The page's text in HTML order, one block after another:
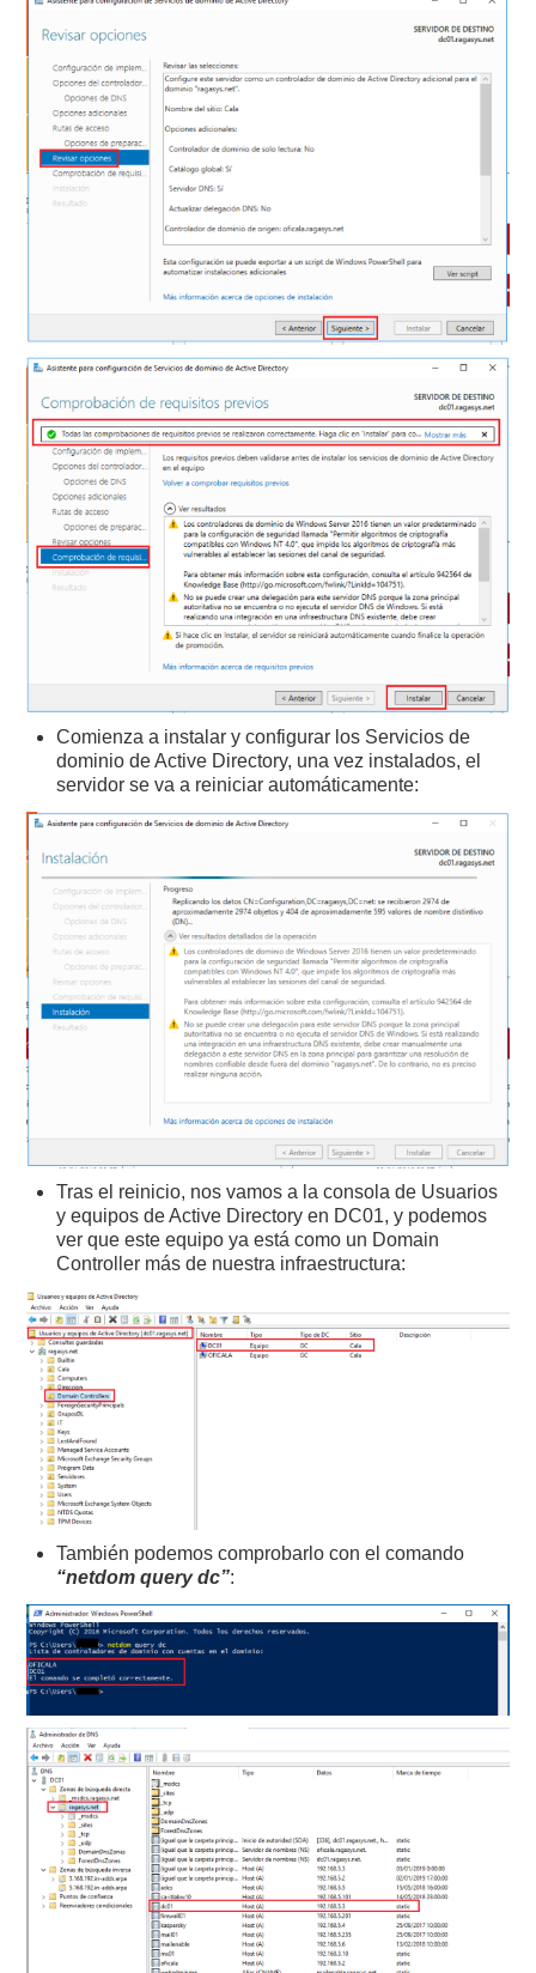
Comienza a instalar y configurar los Servicios de
dominio de Active Directory, una vez instalados, el
servidor se va a reiniciar automáticamente:
Tras el reinicio, nos vamos a la consola de Usuarios
y equipos de Active Directory en DC01, y podemos
ver que este equipo ya está como un Domain
Controller más de nuestra infraestructura:
También podemos comprobarlo con el comando
“netdom query dc”: